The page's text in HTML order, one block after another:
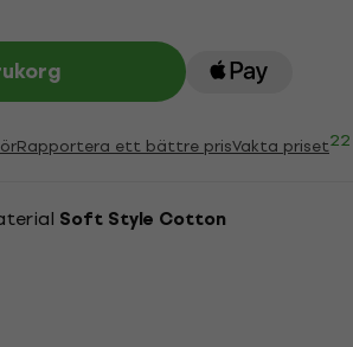
Rapportera ett bättre prisVakta priset
Soft Style Cotton